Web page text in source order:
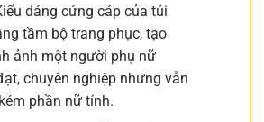
dáng cứng cáp của túi
tầm bộ trang phục, tạo
ảnh một người phụ nữ
chuyên nghiệp nhưng vẫn
phần nữ tính.